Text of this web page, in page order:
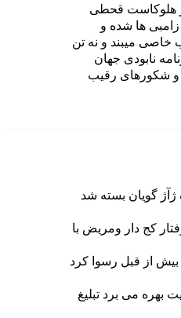
هلوکاست قحطی
زامبی ها شده و
خاصی میبند و نه تن
نابودی جهان
و شکورهای رقیب
گویان بسته شد
کج دار ومریض با
بیش از قبل رسوا کرد
بهره می برد تبلیغ